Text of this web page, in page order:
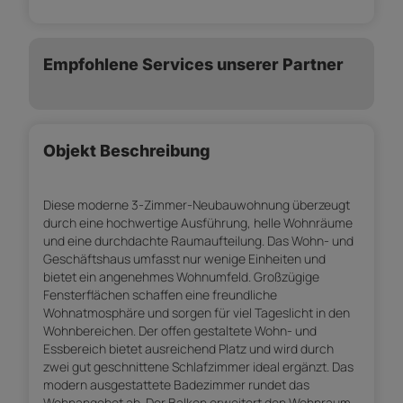
Empfohlene Services unserer Partner
Objekt Beschreibung
Diese moderne 3-Zimmer-Neubauwohnung überzeugt
durch eine hochwertige Ausführung, helle Wohnräume
und eine durchdachte Raumaufteilung. Das Wohn- und
Geschäftshaus umfasst nur wenige Einheiten und
bietet ein angenehmes Wohnumfeld. Großzügige
Fensterflächen schaffen eine freundliche
Wohnatmosphäre und sorgen für viel Tageslicht in den
Wohnbereichen. Der offen gestaltete Wohn- und
Essbereich bietet ausreichend Platz und wird durch
zwei gut geschnittene Schlafzimmer ideal ergänzt. Das
modern ausgestattete Badezimmer rundet das